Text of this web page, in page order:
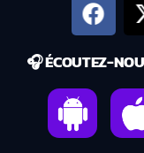
🎧 ÉCOUTEZ-